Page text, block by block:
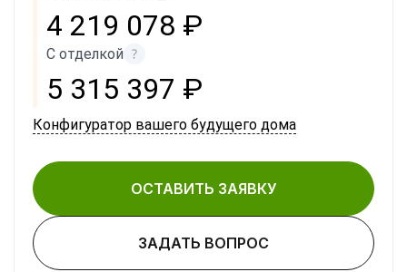
4 219 078 ₽
С отделкой
5 315 397 ₽
Конфигуратор вашего будущего дома
ОСТАВИТЬ ЗАЯВКУ
ЗАДАТЬ ВОПРОС